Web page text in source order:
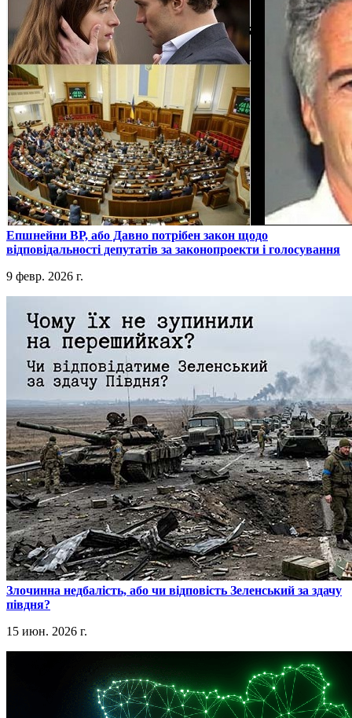
​Епшнейни ВР, або Давно потрібен закон щодо
відповідальності депутатів за законопроекти і голосування
9 февр. 2026 г.
​Злочинна недбалість, або чи відповість Зеленський за здачу
півдня?
15 июн. 2026 г.